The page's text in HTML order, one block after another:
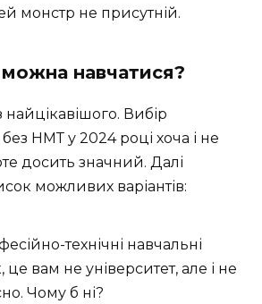
монстр не присутній.
навчатися?
Вибір
НМТ у 2024 році хоча і не
досить значний. Далі
можливих варіантів:
технічні навчальні
це вам не університет, але і не
Чому б ні?